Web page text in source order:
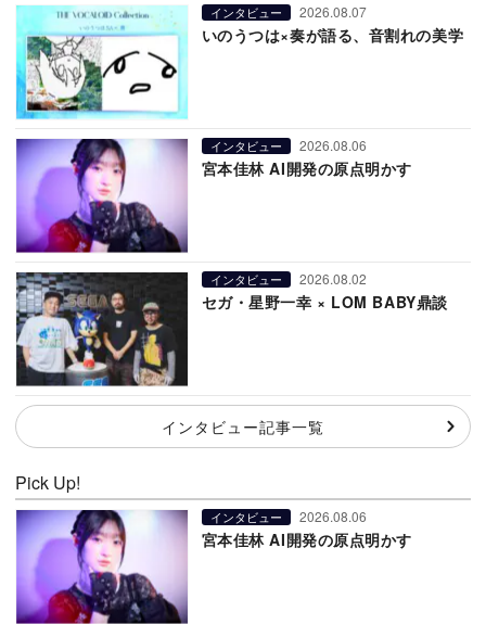
インタビュー 2026.08.07
いのうつは×奏が語る、音割れの美学
インタビュー 2026.08.06
宮本佳林 AI開発の原点明かす
インタビュー 2026.08.02
セガ・星野一幸 × LOM BABY鼎談
インタビュー記事一覧
Pick Up!
インタビュー 2026.08.06
宮本佳林 AI開発の原点明かす